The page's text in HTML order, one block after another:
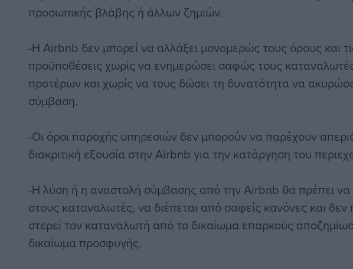
προσωπικής βλάβης ή άλλων ζημιών.
-Η Airbnb δεν μπορεί να αλλάξει μονομερώς τους όρους και
προϋποθέσεις χωρίς να ενημερώσει σαφώς τους
προτέρων και χωρίς να τους δώσει τη δυνατότητα να
σύμβαση.
-Οι όροι παροχής υπηρεσιών δεν μπορούν να παρέχουν
διακριτική εξουσία στην Airbnb για την κατάργηση του
-Η λύση ή η αναστολή σύμβασης από την Airbnb θα πρέπει να
στους καταναλωτές, να διέπεται από σαφείς κανόνες και δεν
στερεί τον καταναλωτή από το δικαίωμα επαρκούς
δικαίωμα προσφυγής.